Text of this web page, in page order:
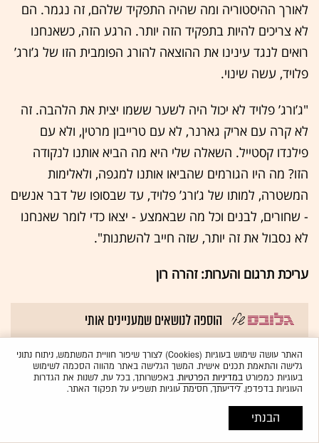
לאורך ההיסטוריה ומה שהיה התפקיד שלהם, זה נגמר. הם
לא צריכים להיות בתפקיד הזה יותר. הרגע הזה, כשאנחנו
רואים לנגד עינינו את ההוצאה להורג הפומבית הזו של ג’ורג’
פלויד, עשה שינוי.
"ג’ורג’ פלויד לא יכול היה לשער ששמו יצית את הלהבה. זה
לא קרה עם אריק גארנר, לא עם טרייבון מרטין, ולא עם
פילנדו קסטייל. השאלה שלי היא מה הביא אותנו לנקודה
הזו? מה היו הגורמים שהביאו אותנו למגפה, ולאלימות
המשטרה, למותו של ג’ורג’ פלויד, עד שבסופו של דבר אנשים
- שחורים, לבנים וכל מה שבאמצע - יצאו כדי לומר שאנחנו
לא נסבול את זה יותר, שזה חייב להשתנות".
עריכת תרגום והערות: זהרה רון
הוספה לנושאים שמעניינים אותי
BlackLivesMatter# ארה"ב גזענות מהומות
קולנוע
כל תגיות הכתבה
לתשומת לבכם: מערכת גלובס חותרת לשיח מגוון, ענייני ומכבד בהתאם ל
המופיעבדו"ח האמוןלפיו אנו פועלים. ביטויי אלימות, גזענות, הסתה או כל שיח
האתר עושה שימוש בעוגיות (Cookies) לצורך שיפור חוויית המשתמש, ניתוח נתוני
גלישה והתאמת תכנים אישית. המשך הגלישה באתר מהווה הסכמה לשימוש
בעוגיות כמפורטבמדיניות הפרטיות. באפשרותך, בכל עת, לשנות את הגדרות
העוגיות בדפדפן. לידיעתך, חסימת עוגיות תשפיע על תפקוד האתר.
הבנתי